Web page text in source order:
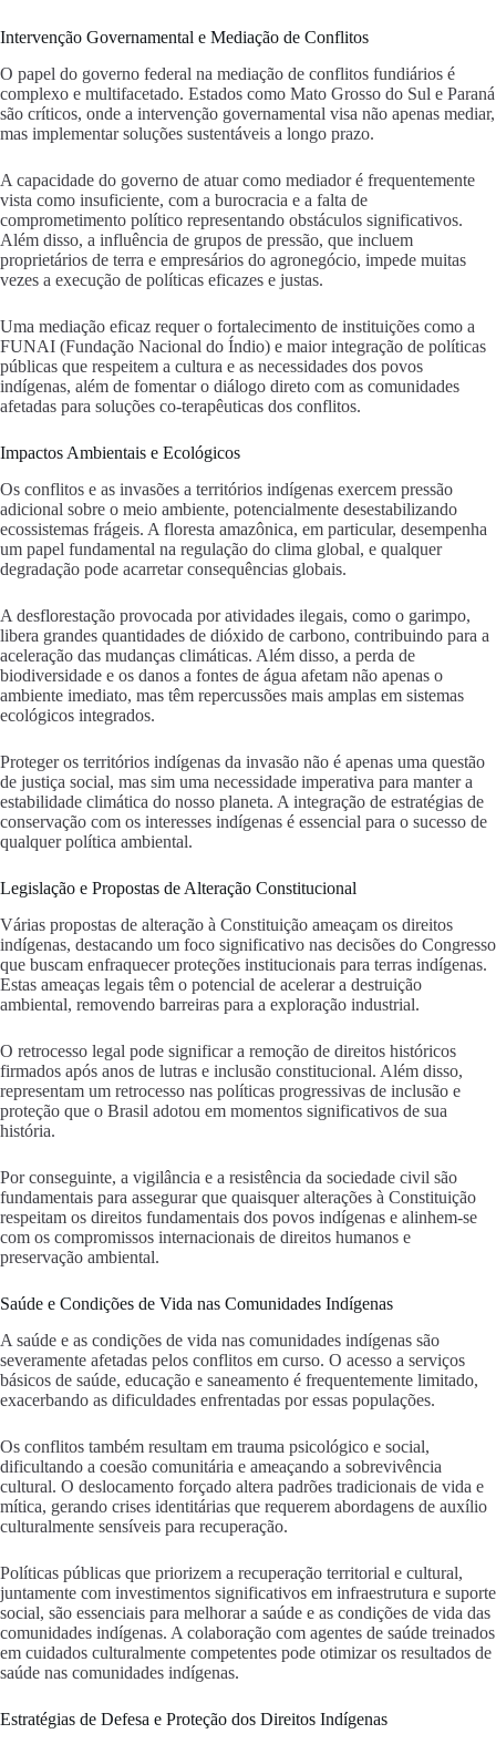
Intervenção Governamental e Mediação de Conflitos
O papel do governo federal na mediação de conflitos fundiários é
complexo e multifacetado. Estados como Mato Grosso do Sul e Paraná
são críticos, onde a intervenção governamental visa não apenas mediar,
mas implementar soluções sustentáveis a longo prazo.
A capacidade do governo de atuar como mediador é frequentemente
vista como insuficiente, com a burocracia e a falta de
comprometimento político representando obstáculos significativos.
Além disso, a influência de grupos de pressão, que incluem
proprietários de terra e empresários do agronegócio, impede muitas
vezes a execução de políticas eficazes e justas.
Uma mediação eficaz requer o fortalecimento de instituições como a
FUNAI (Fundação Nacional do Índio) e maior integração de políticas
públicas que respeitem a cultura e as necessidades dos povos
indígenas, além de fomentar o diálogo direto com as comunidades
afetadas para soluções co-terapêuticas dos conflitos.
Impactos Ambientais e Ecológicos
Os conflitos e as invasões a territórios indígenas exercem pressão
adicional sobre o meio ambiente, potencialmente desestabilizando
ecossistemas frágeis. A floresta amazônica, em particular, desempenha
um papel fundamental na regulação do clima global, e qualquer
degradação pode acarretar consequências globais.
A desflorestação provocada por atividades ilegais, como o garimpo,
libera grandes quantidades de dióxido de carbono, contribuindo para a
aceleração das mudanças climáticas. Além disso, a perda de
biodiversidade e os danos a fontes de água afetam não apenas o
ambiente imediato, mas têm repercussões mais amplas em sistemas
ecológicos integrados.
Proteger os territórios indígenas da invasão não é apenas uma questão
de justiça social, mas sim uma necessidade imperativa para manter a
estabilidade climática do nosso planeta. A integração de estratégias de
conservação com os interesses indígenas é essencial para o sucesso de
qualquer política ambiental.
Legislação e Propostas de Alteração Constitucional
Várias propostas de alteração à Constituição ameaçam os direitos
indígenas, destacando um foco significativo nas decisões do Congresso
que buscam enfraquecer proteções institucionais para terras indígenas.
Estas ameaças legais têm o potencial de acelerar a destruição
ambiental, removendo barreiras para a exploração industrial.
O retrocesso legal pode significar a remoção de direitos históricos
firmados após anos de lutras e inclusão constitucional. Além disso,
representam um retrocesso nas políticas progressivas de inclusão e
proteção que o Brasil adotou em momentos significativos de sua
história.
Por conseguinte, a vigilância e a resistência da sociedade civil são
fundamentais para assegurar que quaisquer alterações à Constituição
respeitam os direitos fundamentais dos povos indígenas e alinhem-se
com os compromissos internacionais de direitos humanos e
preservação ambiental.
Saúde e Condições de Vida nas Comunidades Indígenas
A saúde e as condições de vida nas comunidades indígenas são
severamente afetadas pelos conflitos em curso. O acesso a serviços
básicos de saúde, educação e saneamento é frequentemente limitado,
exacerbando as dificuldades enfrentadas por essas populações.
Os conflitos também resultam em trauma psicológico e social,
dificultando a coesão comunitária e ameaçando a sobrevivência
cultural. O deslocamento forçado altera padrões tradicionais de vida e
mítica, gerando crises identitárias que requerem abordagens de auxílio
culturalmente sensíveis para recuperação.
Políticas públicas que priorizem a recuperação territorial e cultural,
juntamente com investimentos significativos em infraestrutura e suporte
social, são essenciais para melhorar a saúde e as condições de vida das
comunidades indígenas. A colaboração com agentes de saúde treinados
em cuidados culturalmente competentes pode otimizar os resultados de
saúde nas comunidades indígenas.
Estratégias de Defesa e Proteção dos Direitos Indígenas